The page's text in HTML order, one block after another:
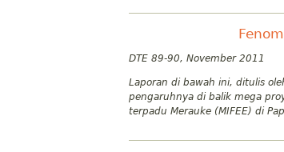
DTE 89-90, November 2011
Laporan di bawah ini, ditulis
pengaruhnya di balik mega
terpadu Merauke (MIFEE) di